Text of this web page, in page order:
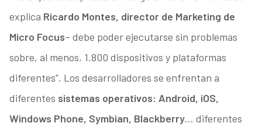
explica Ricardo Montes, director de Marketing de
Micro Focus– debe poder ejecutarse sin problemas
sobre, al menos, 1.800 dispositivos y plataformas
diferentes”. Los desarrolladores se enfrentan a
diferentes sistemas operativos: Android, iOS,
Windows Phone, Symbian, Blackberry… diferentes